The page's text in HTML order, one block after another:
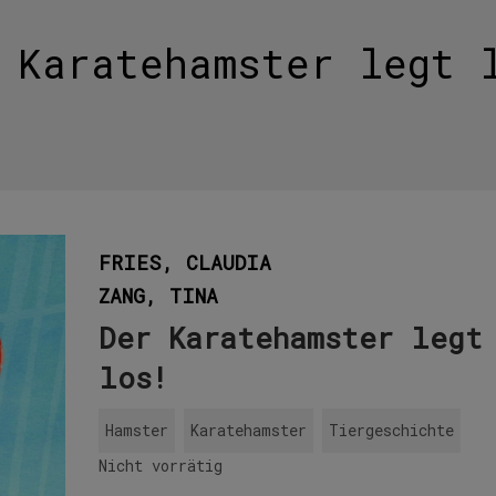
Karatehamster legt
FRIES, CLAUDIA
ZANG, TINA
Der Karatehamster legt
los!
Hamster Karatehamster
Tiergeschichte
Nicht vorrätig